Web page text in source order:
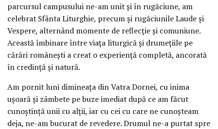
parcursul campusului ne-am unit și în rugăciune, am
celebrat Sfânta Liturghie, precum și rugăciunile Laude și
Vespere, alternând momente de reflecție și comuniune.
Această îmbinare între viața liturgică și drumețiile pe
cărări românești a creat o experiență completă, ancorată
în credință și natură.
Am pornit luni dimineața din Vatra Dornei, cu inima
ușoară și zâmbete pe buze imediat după ce am făcut
cunoștință unii cu alții, iar cu cei cu care ne cunoșteam
deja, ne-am bucurat de revedere. Drumul ne-a purtat spre